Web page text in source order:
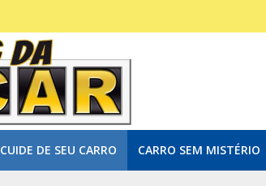
CUIDE DE SEU CARRO CARRO SEM MISTÉRIO